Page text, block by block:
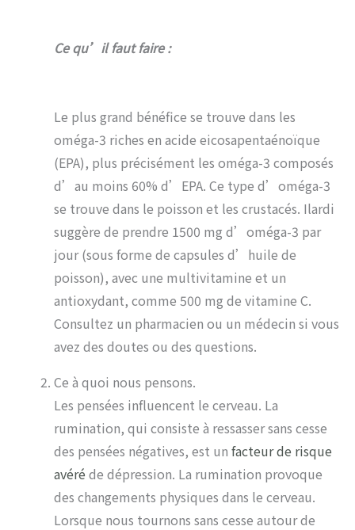
Ce qu’il faut faire :
Le plus grand bénéfice se trouve dans les
oméga-3 riches en acide eicosapentaénoïque
(EPA), plus précisément les oméga-3 composés
d’au moins 60% d’EPA. Ce type d’oméga-3
se trouve dans le poisson et les crustacés. Ilardi
suggère de prendre 1500 mg d’oméga-3 par
jour (sous forme de capsules d’huile de
poisson), avec une multivitamine et un
antioxydant, comme 500 mg de vitamine C.
Consultez un pharmacien ou un médecin si vous
avez des doutes ou des questions.
Ce à quoi nous pensons.
Les pensées influencent le cerveau. La
rumination, qui consiste à ressasser sans cesse
des pensées négatives, est un facteur de risque
avéré de dépression. La rumination provoque
des changements physiques dans le cerveau.
Lorsque nous tournons sans cesse autour de